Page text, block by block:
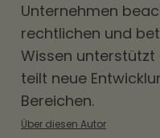
Unternehmen
rechtlichen und
Wissen unterstützt
teilt neue
Bereichen.
Über diesen Autor